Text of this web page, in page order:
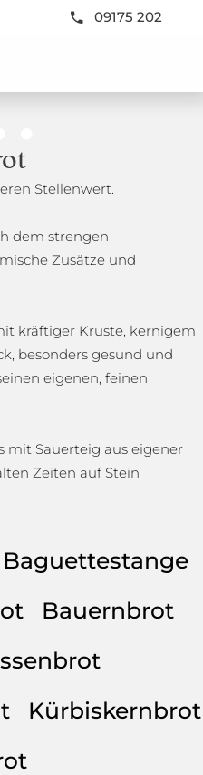
09175 202
und Frische sind
Stellenwert.
dem strengen
Zusätze und
kräftiger Kruste, kernigem
besonders gesund und
eigenen, feinen
mit Sauerteig aus eigener
Zeiten auf Stein
Baguettestange
Bauernbrot
Kürbiskernbrot